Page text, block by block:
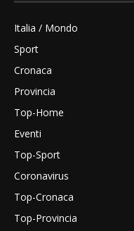
Italia / Mondo
Sport
Cronaca
Provincia
Top-Home
Eventi
Top-Sport
Coronavirus
Top-Cronaca
Top-Provincia